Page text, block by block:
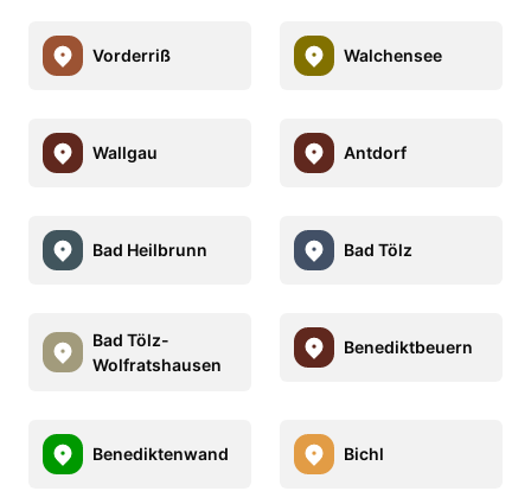
Vorderriß Walchensee
Wallgau Antdorf
Bad Heilbrunn Bad Tölz
Bad Tölz-
Wolfratshausen
Benediktbeuern
Benediktenwand Bichl